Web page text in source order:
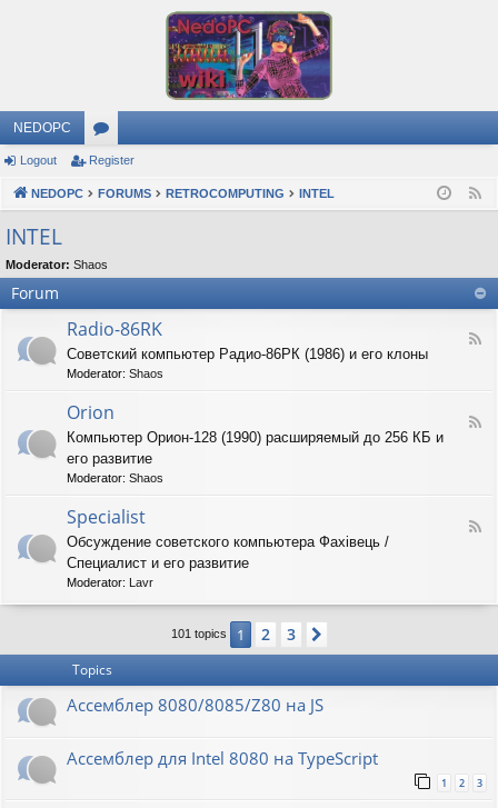
NEDOPC
or
u
s
Logout Register
NEDOPC FORUMS RETROCOMPUTING INTEL
INTEL
Moderator: Shaos
Forum
F
d
R
o
8
Radio-86RK
Советский компьютер Радио-86РК (1986) и его клоны
Moderator: Shaos
F
Orion
Компьютер Орион-128 (1990) расширяемый до 256 КБ и
его развитие
Moderator: Shaos
F
i
i
t
Specialist
Обсуждение советского компьютера Фахiвець /
Специалист и его развитие
Moderator: Lavr
101 topics 1 2 3
Topics
Ассемблер 8080/8085/Z80 на JS
Ассемблер для Intel 8080 на TypeScript
1 2 3